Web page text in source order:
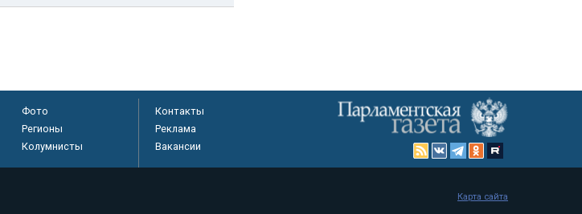
Фото
Регионы
Колумнисты
Контакты
Реклама
Вакансии
Карта сайта